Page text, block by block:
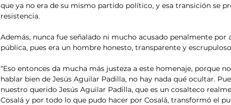
que ya no era de su mismo partido político, y esa transición se
resistencia.
Además, nunca fue señalado ni mucho acusado penalmente
pública, pues era un hombre honesto, transparente y
“Eso entonces da mucha más justeza a este homenaje, porque
hablar bien de Jesús Aguilar Padilla, no hay nada qué ocultar.
nuestro querido Jesús Aguilar Padilla, que es un cosalteco
Cosalá y por todo lo que pudo hacer por Cosalá, transformó el